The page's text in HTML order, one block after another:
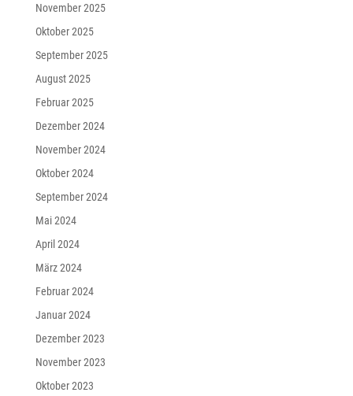
November 2025
Oktober 2025
September 2025
August 2025
Februar 2025
Dezember 2024
November 2024
Oktober 2024
September 2024
Mai 2024
April 2024
März 2024
Februar 2024
Januar 2024
Dezember 2023
November 2023
Oktober 2023